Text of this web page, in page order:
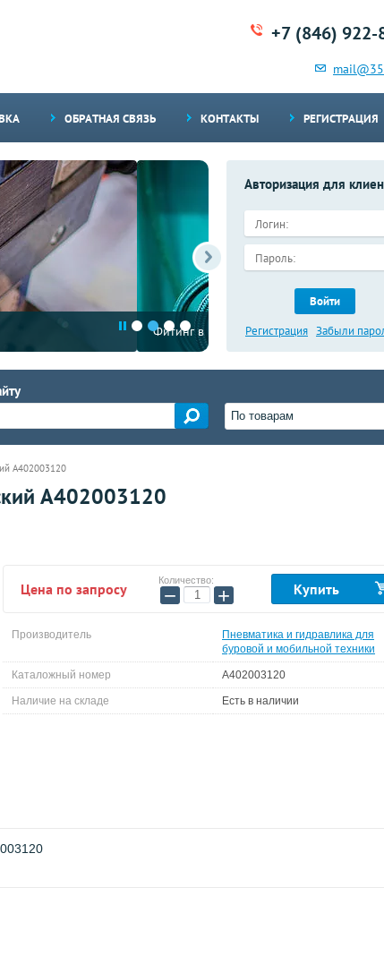
+7 (846) 922-
ОБРАТНАЯ СВЯЗЬ КОНТАКТЫ РЕГИСТРАЦИЯ
Имеются в наличии
дорожно-строительной
Авторизация для
Войти
Регистрация Забыли
По товарам
A402003120
A402003120
Цена по запросу
Количество:
− + Купить
Производитель
Пневматика и гидравлика для
буровой и мобильной техники
Каталожный номер A402003120
Наличие на складе Есть в наличии